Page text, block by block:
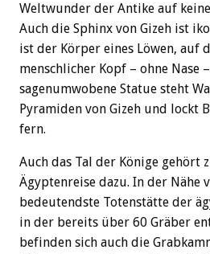
Weltwunder der Antike auf
Auch die Sphinx von Gizeh ist
ist der Körper eines Löwen, auf
menschlicher Kopf – ohne Nase
sagenumwobene Statue steht
Pyramiden von Gizeh und lockt
fern.
Auch das Tal der Könige gehört
Ägyptenreise dazu. In der Nähe
bedeutendste Totenstätte der
in der bereits über 60 Gräber
befinden sich auch die